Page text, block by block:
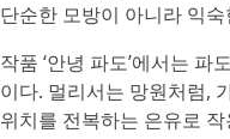
단순한 모방이 아니라 익
작품 ‘안녕 파도’에서는
이다. 멀리서는 망원처럼,
위치를 전복하는 은유로